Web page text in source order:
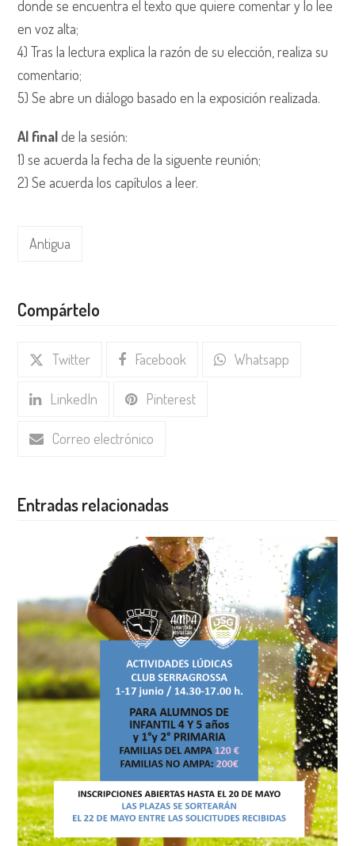
donde se encuentra el texto que quiere comentar y lo lee
en voz alta;
4) Tras la lectura explica la razón de su elección, realiza su
comentario;
5) Se abre un diálogo basado en la exposición realizada.
Al finalde la sesión:
1) se acuerda la fecha de la siguente reunión;
2) Se acuerda los capítulos a leer.
Antigua
Compártelo
Twitter Facebook Whatsapp
LinkedIn Pinterest
Correo electrónico
Entradas relacionadas